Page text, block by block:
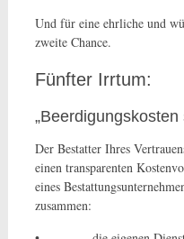
Und für eine ehrliche und
zweite Chance.
Fünfter Irrtum:
Der Bestatter Ihres
einen transparenten
eines
zusammen: